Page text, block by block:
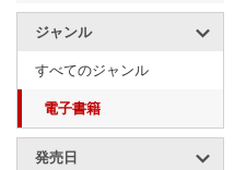
ジャンル
すべてのジャンル
電子書籍
発売日